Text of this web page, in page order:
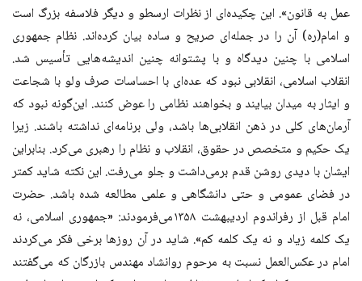
عمل به قانون». این چکیده‌ای از نظرات ارسطو و دیگر فلاسفه بزرگ است
و امام(ره) آن را در جمله‌ای صریح و ساده بیان کرده‌اند. نظام جمهوری
اسلامی با چنین دیدگاه و با پشتوانه چنین اندیشه‌هایی تأسیس شد.
انقلاب اسلامی، انقلابی نبود که عده‌ای با احساسات صرف ولو با شجاعت
و ایثار به میدان بیایند و بخواهند نظامی را عوض کنند. این‌گونه نبود که
آرمان‌های کلی در ذهن انقلابی‌ها باشد، ولی برنامه‌ای نداشته باشند. زیرا
یک حکیم و متخصص در حقوق، انقلاب و نظام را رهبری می‌کرد. بنابراین
ایشان با دیدی روشن قدم برمی‌داشت و جلو می‌رفت. این نکته شاید کمتر
در فضای عمومی و حتی دانشگاهی و علمی مطالعه شده باشد. حضرت
امام قبل از رفراندوم اردیبهشت ۱۳۵۸می‌فرمودند: «جمهوری اسلامی، نه
یک کلمه زیاد و نه یک کلمه کم». شاید در آن روزها برخی فکر می‌کردند
امام در عکس‌العمل نسبت به مرحوم روانشاد مهندس بازرگان که می‌گفتند